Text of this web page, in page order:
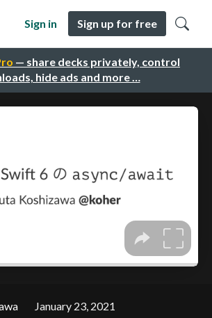
— share decks privately, control
hide ads and more …
Sign in Sign up for free
January 23, 2021